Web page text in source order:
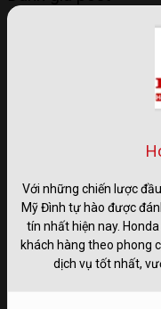
Với những chiến lược
Mỹ Đình tự hào được
tín nhất hiện nay.
khách hàng theo phong
dịch vụ tốt nhất,